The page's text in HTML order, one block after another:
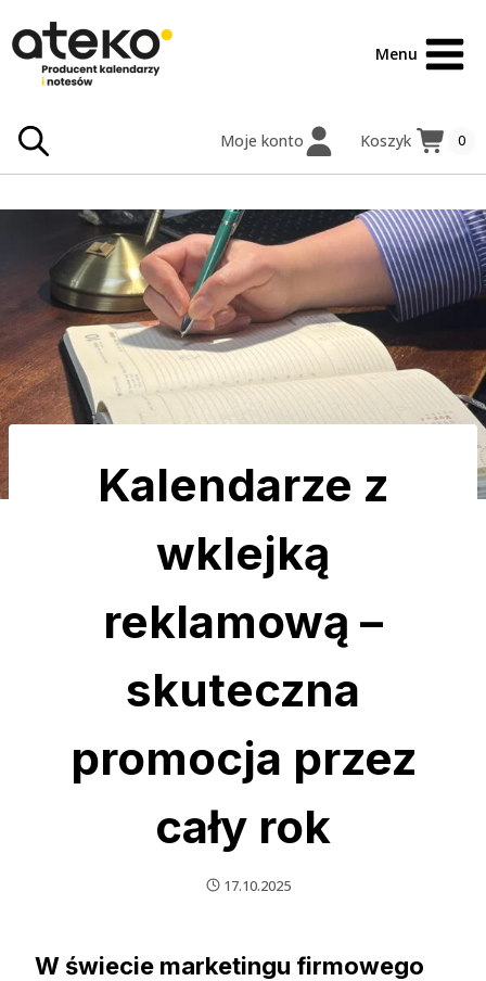
treści
do
treści
Menu
Moje konto Koszyk 0
Kalendarze z
wklejką
reklamową –
skuteczna
promocja przez
cały rok
17.10.2025
W świecie marketingu firmowego